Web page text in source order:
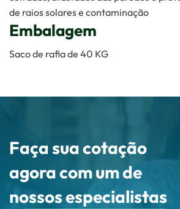
de raios solares e contaminação
Embalagem
Saco de rafia de 40 KG
Faça sua cotação
agora com um de
nossos especialistas